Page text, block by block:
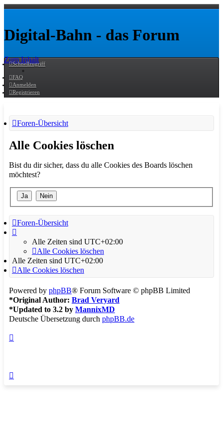
Digital-Bahn - das Forum
Zum Inhalt
Schnellzugriff
FAQ
Anmelden
Registrieren
Foren-Übersicht
Alle Cookies löschen
Bist du dir sicher, dass du alle Cookies des Boards löschen
möchtest?
Foren-Übersicht
Alle Zeiten sind UTC+02:00
Alle Cookies löschen
Alle Zeiten sind UTC+02:00
Alle Cookies löschen
Powered by phpBB® Forum Software © phpBB Limited
*Original Author: Brad Veryard
*Updated to 3.2 by MannixMD
Deutsche Übersetzung durch phpBB.de